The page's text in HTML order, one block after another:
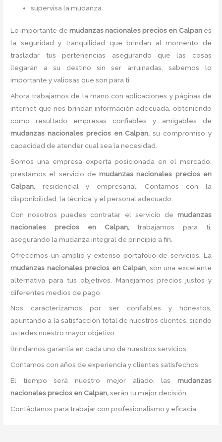
supervisa la mudanza
Lo importante de mudanzas nacionales precios en Calpan es
la seguridad y tranquilidad que brindan al momento de
trasladar tus pertenencias asegurando que las cosas
llegarán a su destino sin ser arruinadas, sabemos lo
importante y valiosas que son para ti.
Ahora trabajamos de la mano con aplicaciones y páginas de
internet que nos brindan información adecuada, obteniendo
como resultado empresas confiables y amigables de
mudanzas nacionales precios en Calpan,su compromiso y
capacidad de atender cual sea la necesidad.
Somos una empresa experta posicionada en el mercado,
prestamos el servicio demudanzas nacionales preciosen
Calpan, residencial y empresarial. Contamos con la
disponibilidad, la técnica, y el personal adecuado.
Con nosotros puedes contratar el servicio de mudanzas
nacionales precios
en Calpan, trabajamos para ti,
asegurando la mudanza integral de principio a fin.
Ofrecemos un amplio y extenso portafolio de servicios. La
mudanzas nacionales precios en Calpan , son una excelente
alternativa para tus objetivos. Manejamos precios justos y
diferentes medios de pago.
Nos caracterizamos por ser confiables y honestos,
apuntando a la satisfacción total de nuestros clientes, siendo
ustedes nuestro mayor objetivo.
Brindamos garantía en cada uno de nuestros servicios.
Contamos con años de experiencia y clientes satisfechos.
El tiempo será nuestro mejor aliado, las mudanzas
nacionales precios en Calpan,serán tu mejor decisión.
Contáctanos para trabajar con profesionalismo y eficacia.